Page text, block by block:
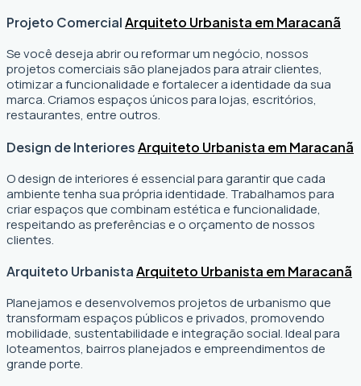
Projeto ComercialArquiteto Urbanista em Maracanã
Se você deseja abrir ou reformar um negócio, nossos
projetos comerciais são planejados para atrair clientes,
otimizar a funcionalidade e fortalecer a identidade da sua
marca. Criamos espaços únicos para lojas, escritórios,
restaurantes, entre outros.
Design de InterioresArquiteto Urbanista em Maracanã
O design de interiores é essencial para garantir que cada
ambiente tenha sua própria identidade. Trabalhamos para
criar espaços que combinam estética e funcionalidade,
respeitando as preferências e o orçamento de nossos
clientes.
Arquiteto UrbanistaArquiteto Urbanista em Maracanã
Planejamos e desenvolvemos projetos de urbanismo que
transformam espaços públicos e privados, promovendo
mobilidade, sustentabilidade e integração social. Ideal para
loteamentos, bairros planejados e empreendimentos de
grande porte.